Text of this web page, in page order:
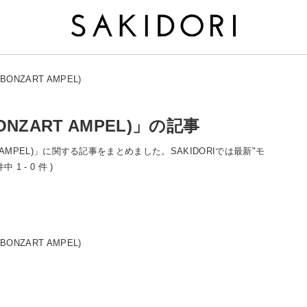
AMPEL)
AMPEL)」の記事
」に関する記事をまとめました。SAKIDORIでは最新"モ
中 1 - 0 件 )
AMPEL)